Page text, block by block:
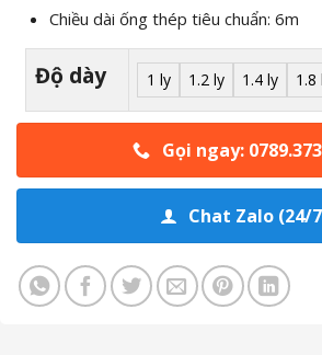
Chiều dài ống thép tiêu chuẩn: 6m
Độ dày 1 ly 1.2 ly 1.4 ly 1.8
Alternative:
Gọi ngay:
Chat Zalo (24/